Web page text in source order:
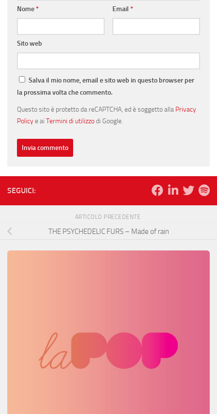
Nome* Email *
Sito web
Salva il mio nome, email e sito web in questo browser per
la prossima volta che commento.
Questo sito è protetto da reCAPTCHA, ed è soggetto alla Privacy
Policye ai Termini di utilizzodi Google.
SEGUICI:
ARTICOLO PRECEDENTE
THE PSYCHEDELIC FURS – Made of rain